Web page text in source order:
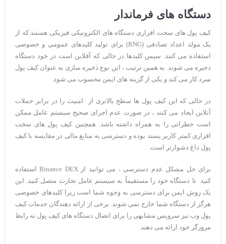
دستگاه های فرماندار
کیف پول های سخت افزاری دستگاه های الکترونیکی فیزیکی هستند که از
یک مولد اعداد تصادفی (RNG) برای تولید کلیدهای عمومی و خصوصی
استفاده می کنند. سپس کلیدها در حالی که آفلاین است در خود دستگاه
ذخیره می شوند. به همین ترتیب ، این نوع ذخیره سازی به عنوان کیف پول
سرد کار می کند و یکی از گزینه های ایمن محسوب می شود.
در حالی که این کیف پول ها سطح بالاتری از امنیت را در برابر حملات
آنلاین ایجاد می کنند ، در صورت عدم اجرای صحیح سیستم عامل ممکن
است خطراتی را به همراه داشته باشد. همچنین کیف پول های سخت
افزاری کمتر کاربر پسند بوده و دسترسی به منابع مالی در مقایسه با کیف
پول داغ دشوارتر است.
برای حل مشکل عدم دسترسی ، می توانید از Binance DEX استفاده
کنید تا دستگاه خود را مستقیماً به سیستم عامل تجارت متصل کنید. این
یک روش ایمن برای دسترسی به وجوه شما است زیرا کلیدهای خصوصی
هرگز از دستگاه شما خارج نمی شوند. برخی از ارائه دهندگان خدمات کیف
پول وب نیز سرویس مشابهی را برای اتصال دستگاه های کیف پول به رابط
مرورگر خود ارائه می دهند.